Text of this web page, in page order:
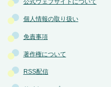
公式ウェブサイトについて
個人情報の取り扱い
免責事項
著作権について
RSS配信